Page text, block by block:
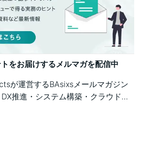
をお届けするメルマガを配信中
が運営するBAsixsメールマガジン
推進・システム構築・クラウド活